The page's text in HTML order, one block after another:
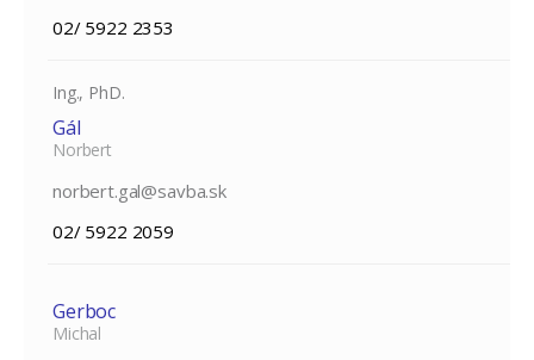
02/ 5922 2353
Ing., PhD.
Gál
Norbert
norbert.gal@savba.sk
02/ 5922 2059
Gerboc
Michal